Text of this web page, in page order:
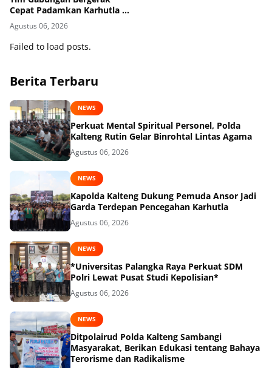
Cepat Padamkan Karhutla di
Kotawaringin Timur
Agustus 06, 2026
Failed to load posts.
Berita Terbaru
NEWS
Perkuat Mental Spiritual Personel, Polda
Kalteng Rutin Gelar Binrohtal Lintas Agama
Agustus 06, 2026
NEWS
Kapolda Kalteng Dukung Pemuda Ansor Jadi
Garda Terdepan Pencegahan Karhutla
Agustus 06, 2026
NEWS
*Universitas Palangka Raya Perkuat SDM
Polri Lewat Pusat Studi Kepolisian*
Agustus 06, 2026
NEWS
Ditpolairud Polda Kalteng Sambangi
Masyarakat, Berikan Edukasi tentang Bahaya
Terorisme dan Radikalisme